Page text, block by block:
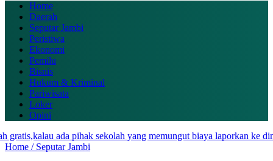
Home
Daerah
Seputar Jambi
Peristiwa
Ekonomi
Pemilu
Bisnis
Hukum & Kriminal
Pariwisata
Loker
Opini
ada pihak sekolah yang memungut biaya laporkan ke dinas
Home / Seputar Jambi